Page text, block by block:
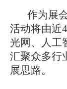
作为展会
活动将由近
光网、人工
汇聚众多行
展思路。